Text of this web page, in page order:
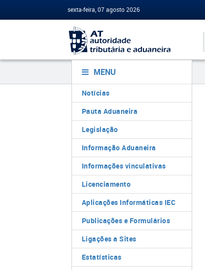
sexta-feira, 07 agosto 2026
MENU
Notícias
Pauta Aduaneira
Legislação
Informação Aduaneira
Informações vinculativas
Licenciamento
Aplicações Informáticas IEC
Publicações e Formulários
Ligações a Sites
Estatísticas